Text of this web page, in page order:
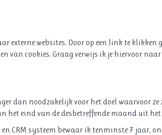
externe websites. Door op een link te
van cookies. Graag verwijs ik je hiervoor
dan noodzakelijk voor het doel waarvoor
het eind van de desbetreffende maand uit
en CRM systeem bewaar ik tenminste 7 jaar,